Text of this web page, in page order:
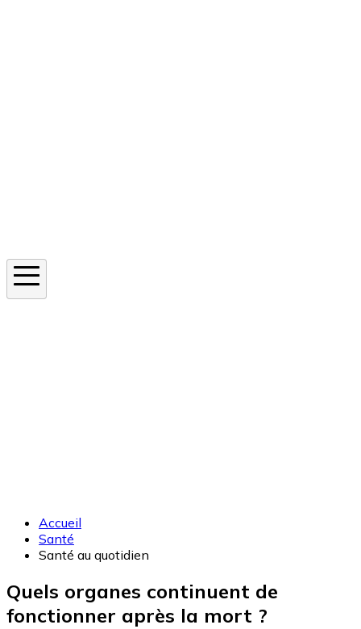
Accueil
Santé
Santé au quotidien
Quels organes continuent de
fonctionner après la mort ?